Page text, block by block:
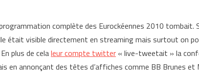
complète des Eurockéennes 2010 tombait.
était visible directement en streaming mais surtout on
plus de celaleur compte twitter « live-tweetait » la
en annonçant des têtes d’affiches comme BB Brunes et